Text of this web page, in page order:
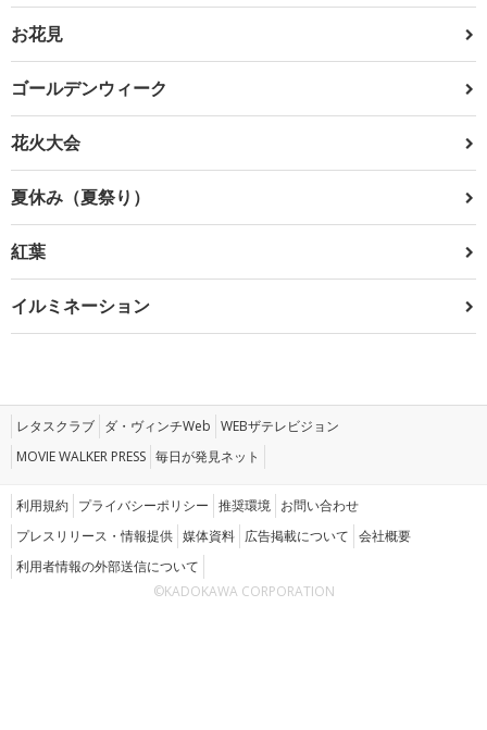
お花見
ゴールデンウィーク
花火大会
夏休み（夏祭り）
紅葉
イルミネーション
レタスクラブ ダ・ヴィンチWeb WEBザテレビジョン
MOVIE WALKER PRESS 毎日が発見ネット
利用規約 プライバシーポリシー 推奨環境 お問い合わせ
プレスリリース・情報提供 媒体資料 広告掲載について 会社概要
利用者情報の外部送信について
©KADOKAWA CORPORATION